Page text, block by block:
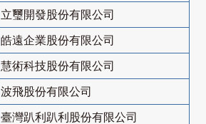
立璽開發股份有限公司
皓遠企業股份有限公司
慧術科技股份有限公司
波飛股份有限公司
臺灣趴利趴利股份有限公司